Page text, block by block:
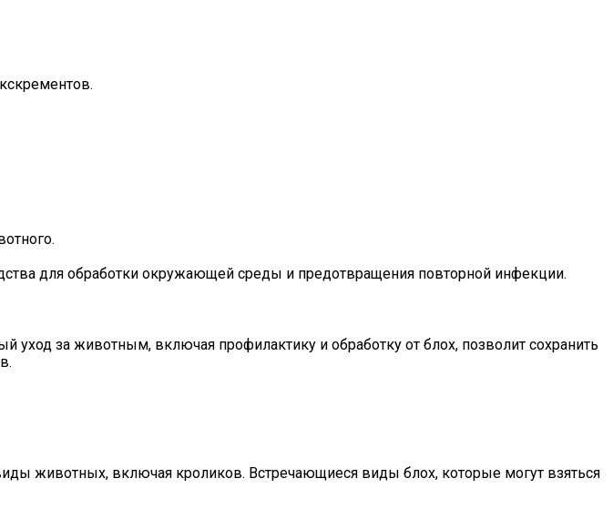
для обработки окружающей среды и предотвращения повторной инфекции.
за животным, включая профилактику и обработку от блох, позволит сохранить
животных, включая кроликов. Встречающиеся виды блох, которые могут взяться